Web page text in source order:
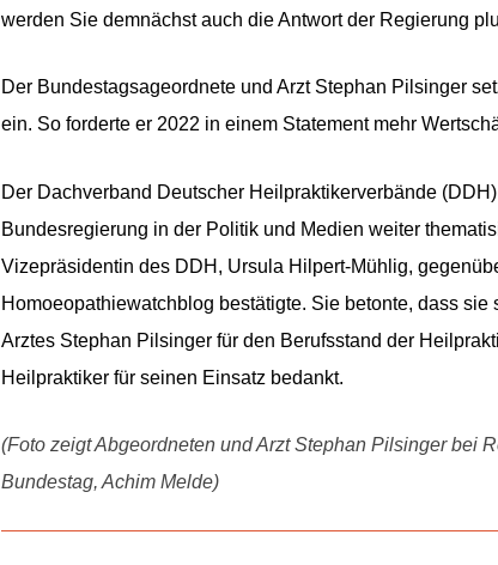
werden Sie demnächst auch die Antwort der Regierung
Der Bundestagsageordneteund Arzt Stephan Pilsinger
ein. So forderte er 2022 in einem Statement mehr
Der Dachverband Deutscher Heilpraktikerverbände
Bundesregierung in der Politik und Medien weiter
Vizepräsidentin des DDH, Ursula Hilpert-Mühlig,
Homoeopathiewatchblog bestätigte. Sie betonte, dass
Arztes Stephan Pilsinger für den Berufsstand der
Heilpraktiker für seinen Einsatz bedankt.
(Foto zeigt Abgeordneten und Arzt Stephan Pilsinger bei
Bundestag, Achim Melde)